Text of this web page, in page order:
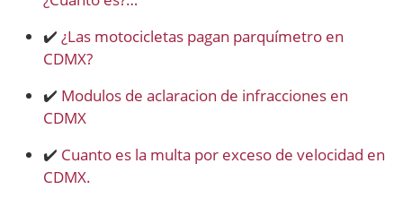
✔️ ¿Las motocicletas pagan parquímetro en
CDMX?
✔️ Modulos de aclaracion de infracciones en
CDMX
✔️ Cuanto es la multa por exceso de velocidad en
CDMX.